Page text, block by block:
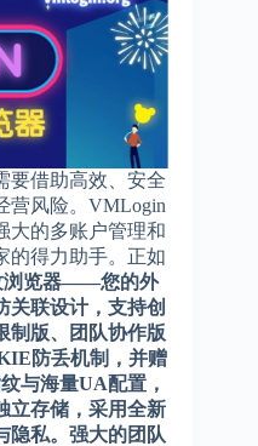
要借助高效、安全
营风险。VMLogin
大的多账户管理和
的得力助手。正如
浏览器——您的外
关联设计，支持创
制版、团队协作版
防丢机制，并赠
与海量UA配置，
立存储，采用全新
隐私。强大的团队